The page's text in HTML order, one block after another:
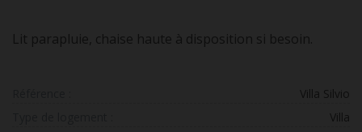
Lit parapluie, chaise haute à disposition si besoin.
Villa Silvio
Villa